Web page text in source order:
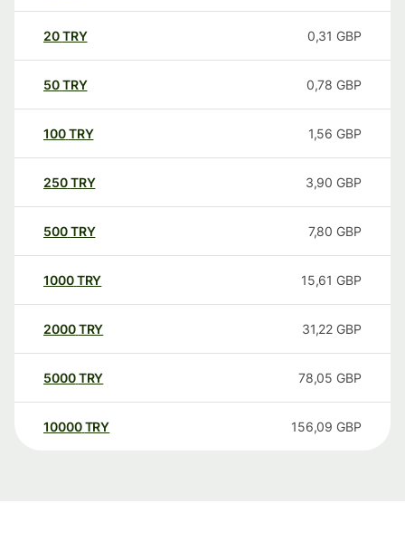
20TRY 0,31 GBP
50TRY 0,78 GBP
100TRY 1,56 GBP
250TRY 3,90 GBP
500TRY 7,80 GBP
1000TRY 15,61 GBP
2000TRY 31,22 GBP
5000TRY 78,05 GBP
10000 TRY 156,09 GBP